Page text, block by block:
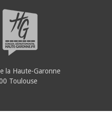
la Haute-Garonne
Toulouse